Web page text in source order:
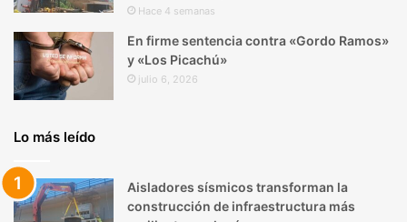
Hace 4 semanas
En firme sentencia contra «Gordo Ramos»
y «Los Picachú»
julio 6, 2026
Lo más leído
Aisladores sísmicos transforman la
construcción de infraestructura más